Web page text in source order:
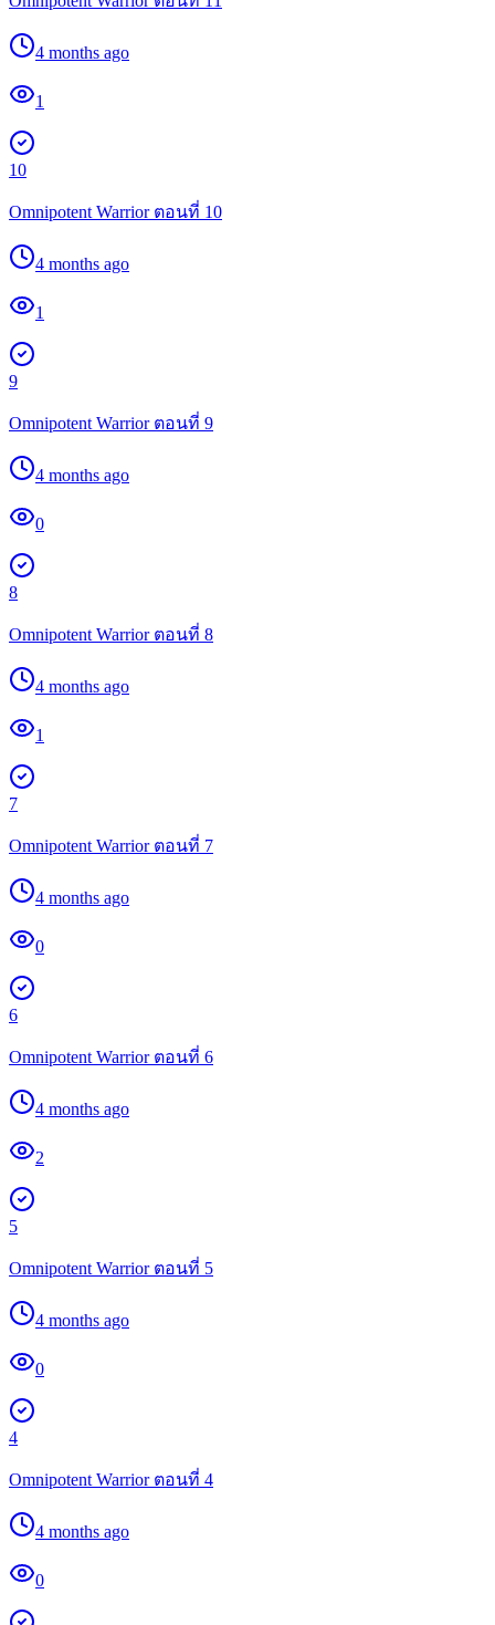
4 months ago
1
10
Omnipotent Warrior ตอนที่ 10
4 months ago
1
9
Omnipotent Warrior ตอนที่ 9
4 months ago
0
8
Omnipotent Warrior ตอนที่ 8
4 months ago
1
7
Omnipotent Warrior ตอนที่ 7
4 months ago
0
6
Omnipotent Warrior ตอนที่ 6
4 months ago
2
5
Omnipotent Warrior ตอนที่ 5
4 months ago
0
4
Omnipotent Warrior ตอนที่ 4
4 months ago
0